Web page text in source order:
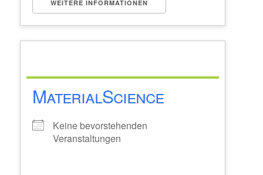
WEITERE INFORMATIONEN
MaterialScience
Keine bevorstehenden
Veranstaltungen